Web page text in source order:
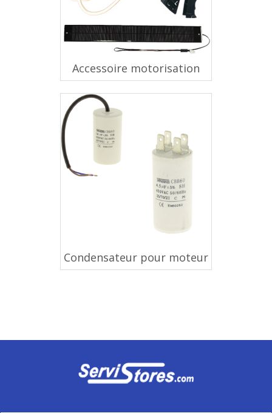
Accessoire motorisation
Condensateur pour moteur